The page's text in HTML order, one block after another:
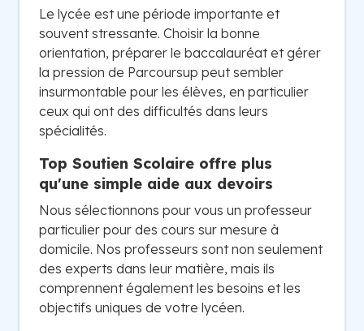
Le lycée est une période importante et
souvent stressante. Choisir la bonne
orientation, préparer le baccalauréat et gérer
la pression de Parcoursup peut sembler
insurmontable pour les élèves, en particulier
ceux qui ont des difficultés dans leurs
spécialités.
Top Soutien Scolaire offre plus
qu'une simple aide aux devoirs
Nous sélectionnons pour vous un professeur
particulier pour des cours sur mesure à
domicile. Nos professeurs sont non seulement
des experts dans leur matière, mais ils
comprennent également les besoins et les
objectifs uniques de votre lycéen.